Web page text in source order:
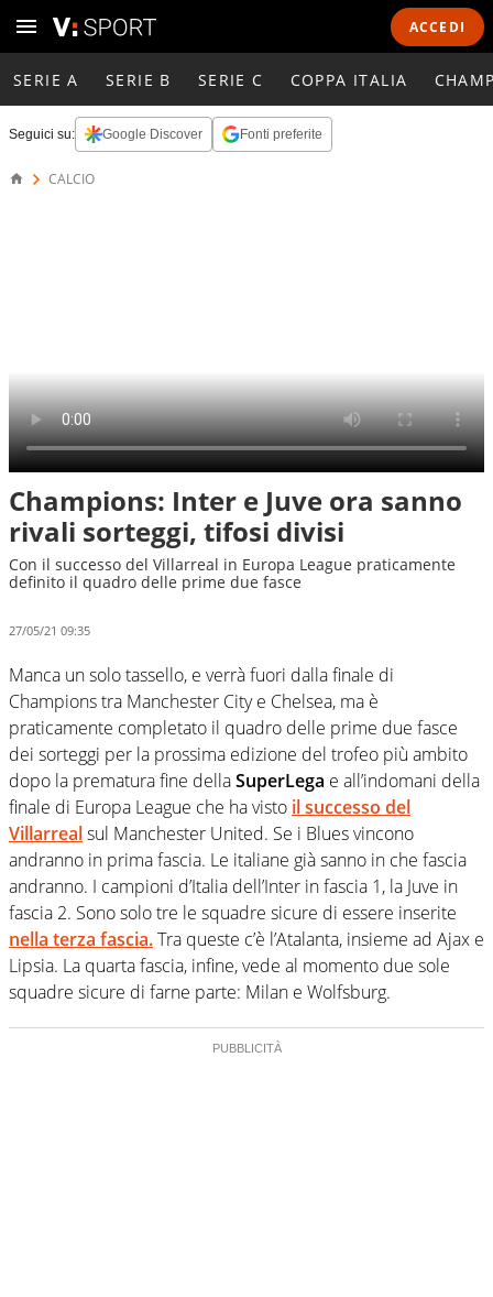
ACCEDI
SERIE A SERIE B SERIE C COPPA ITALIA
Seguici su: Google Discover Fonti preferite
CALCIO
Champions: Inter e Juve ora sanno
rivali sorteggi, tifosi divisi
Con il successo del Villarreal in Europa League praticamente
definito il quadro delle prime due fasce
27/05/21 09:35
Manca un solo tassello, e verrà fuori dalla finale di
Champions tra Manchester City e Chelsea, ma è
praticamente completato il quadro delle prime due fasce
dei sorteggi per la prossima edizione del trofeo più ambito
dopo la prematura fine dellaSuperLega e all’indomani della
finale di Europa League che ha visto il successo del
Villarrealsul Manchester United. Se i Blues vincono
andranno in prima fascia. Le italiane già sanno in che fascia
andranno. I campioni d’Italia dell’Inter in fascia 1, la Juve in
fascia 2. Sono solo tre le squadre sicure di essere inserite
nella terza fascia.Tra queste c’è l’Atalanta, insieme ad Ajax e
Lipsia. La quarta fascia, infine, vede al momento due sole
squadre sicure di farne parte: Milan e Wolfsburg.